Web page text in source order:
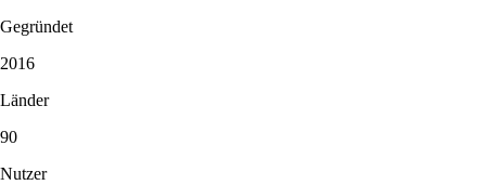
Gegründet
2016
Länder
90
Nutzer